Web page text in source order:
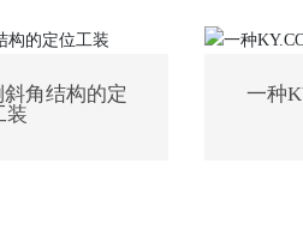
角结构的定
装
一种